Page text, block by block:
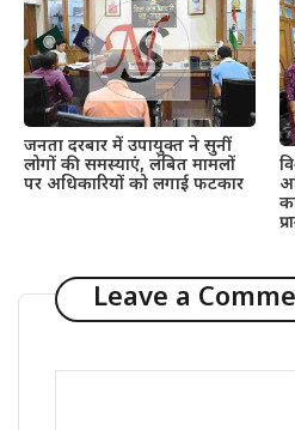
जनता दरबार में उपायुक्त ने सुनीं
लोगों की समस्याएं, लंबित मामलों
पर अधिकारियों को लगाई फटकार
Leave a